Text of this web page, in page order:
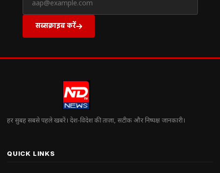
सब्सक्राइब करें
हर सुबह सबसे पहले खबरें। देश-विदेश की ताज़ा, सटीक और निष्पक्ष जानकारी।
QUICK LINKS